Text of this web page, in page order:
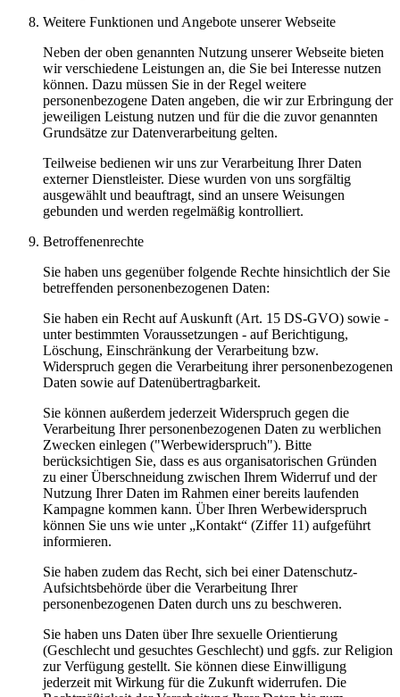
Weitere Funktionen und Angebote unserer Webseite
Neben der oben genannten Nutzung unserer Webseite bieten
wir verschiedene Leistungen an, die Sie bei Interesse nutzen
können. Dazu müssen Sie in der Regel weitere
personenbezogene Daten angeben, die wir zur Erbringung der
jeweiligen Leistung nutzen und für die die zuvor genannten
Grundsätze zur Datenverarbeitung gelten.
Teilweise bedienen wir uns zur Verarbeitung Ihrer Daten
externer Dienstleister. Diese wurden von uns sorgfältig
ausgewählt und beauftragt, sind an unsere Weisungen
gebunden und werden regelmäßig kontrolliert.
Betroffenenrechte
Sie haben uns gegenüber folgende Rechte hinsichtlich der Sie
betreffenden personenbezogenen Daten:
Sie haben ein Recht auf Auskunft (Art. 15 DS-GVO) sowie -
unter bestimmten Voraussetzungen - auf Berichtigung,
Löschung, Einschränkung der Verarbeitung bzw.
Widerspruch gegen die Verarbeitung ihrer personenbezogenen
Daten sowie auf Datenübertragbarkeit.
Sie können außerdem jederzeit Widerspruch gegen die
Verarbeitung Ihrer personenbezogenen Daten zu werblichen
Zwecken einlegen ("Werbewiderspruch"). Bitte
berücksichtigen Sie, dass es aus organisatorischen Gründen
zu einer Überschneidung zwischen Ihrem Widerruf und der
Nutzung Ihrer Daten im Rahmen einer bereits laufenden
Kampagne kommen kann. Über Ihren Werbewiderspruch
können Sie uns wie unter „Kontakt“ (Ziffer 11) aufgeführt
informieren.
Sie haben zudem das Recht, sich bei einer Datenschutz-
Aufsichtsbehörde über die Verarbeitung Ihrer
personenbezogenen Daten durch uns zu beschweren.
Sie haben uns Daten über Ihre sexuelle Orientierung
(Geschlecht und gesuchtes Geschlecht) und ggfs. zur Religion
zur Verfügung gestellt. Sie können diese Einwilligung
jederzeit mit Wirkung für die Zukunft widerrufen. Die